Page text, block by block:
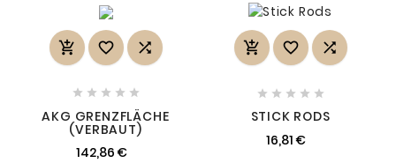
  
    
AKG GRENZFLÄCHE
(VERBAUT)
142,86 €
  
    
STICK RODS
16,81 €